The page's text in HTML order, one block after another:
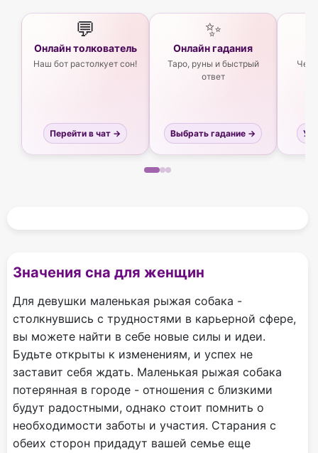
💬
Онлайн толкователь
Наш бот растолкует сон!
Перейти в чат →
✨
Онлайн гадания
Таро, руны и быстрый
ответ
Выбрать гадание →
Значения сна для женщин
Для девушки маленькая рыжая собака -
столкнувшись с трудностями в карьерной сфере,
вы можете найти в себе новые силы и идеи.
Будьте открыты к изменениям, и успех не
заставит себя ждать. Маленькая рыжая собака
потерянная в городе - отношения с близкими
будут радостными, однако стоит помнить о
необходимости заботы и участия. Старания с
обеих сторон придадут вашей семье еще